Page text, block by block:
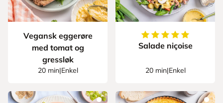
Vegansk eggerøre
med tomat og
gressløk
20 min|Enkel
5av5stjerner
Salade niçoise
20 min|Enkel